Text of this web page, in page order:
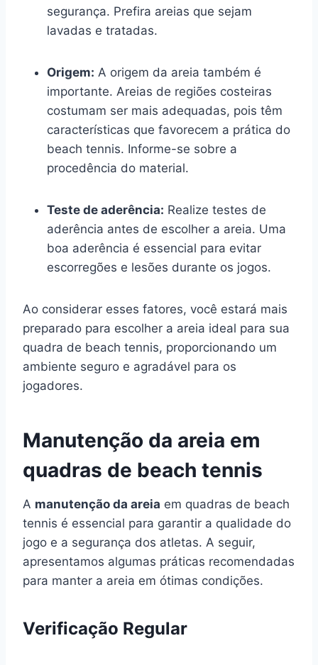
segurança. Prefira areias que sejam
lavadas e tratadas.
Origem: A origem da areia também é
importante. Areias de regiões costeiras
costumam ser mais adequadas, pois têm
características que favorecem a prática do
beach tennis. Informe-se sobre a
procedência do material.
Teste de aderência: Realize testes de
aderência antes de escolher a areia. Uma
boa aderência é essencial para evitar
escorregões e lesões durante os jogos.
Ao considerar esses fatores, você estará mais
preparado para escolher a areia ideal para sua
quadra de beach tennis, proporcionando um
ambiente seguro e agradável para os
jogadores.
Manutenção da areia em
quadras de beach tennis
A manutenção da areia em quadras de beach
tennis é essencial para garantir a qualidade do
jogo e a segurança dos atletas. A seguir,
apresentamos algumas práticas recomendadas
para manter a areia em ótimas condições.
Verificação Regular